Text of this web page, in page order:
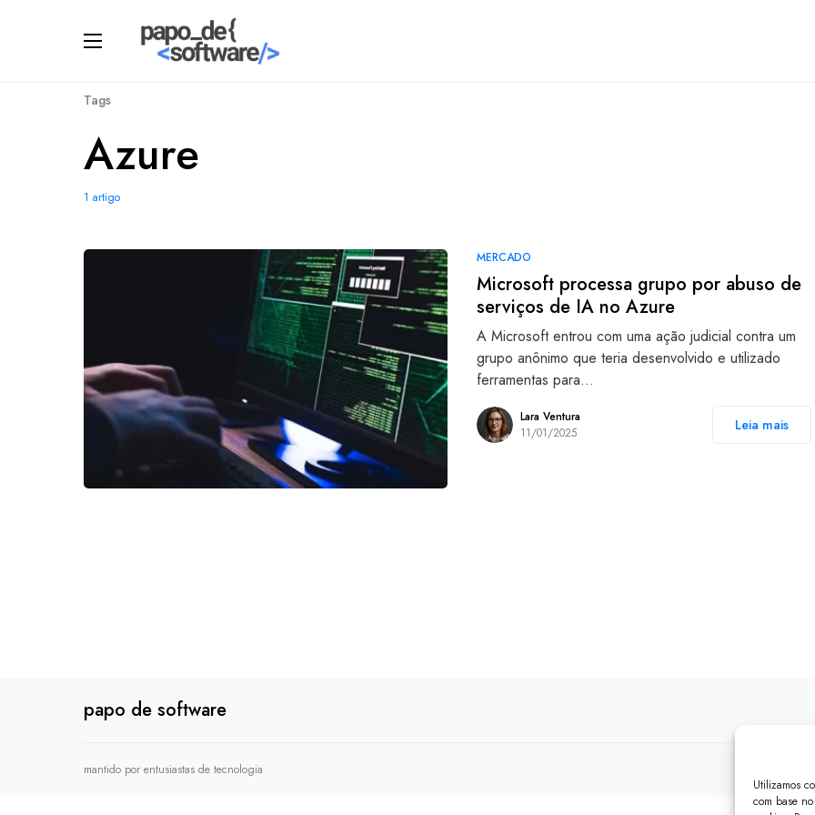
Utilizamos
com base
Tags
Azure
1 artigo
MERCADO
Microsoft processa grupo por abuso de
serviços de IA no Azure
A Microsoft entrou com uma ação judicial contra um
grupo anônimo que teria desenvolvido e utilizado
ferramentas para…
Lara Ventura
11/01/2025
Leia mais
papo de software
mantido por entusiastas de tecnologia